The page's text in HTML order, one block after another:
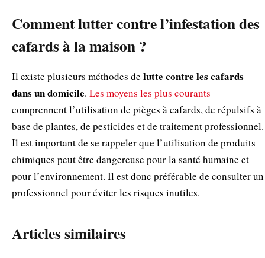
Comment lutter contre l’infestation des
cafards à la maison ?
Il existe plusieurs méthodes de lutte contre les cafards
dans un domicile. Les moyens les plus courants
comprennent l’utilisation de pièges à cafards, de répulsifs à
base de plantes, de pesticides et de traitement professionnel.
Il est important de se rappeler que l’utilisation de produits
chimiques peut être dangereuse pour la santé humaine et
pour l’environnement. Il est donc préférable de consulter un
professionnel pour éviter les risques inutiles.
Articles similaires